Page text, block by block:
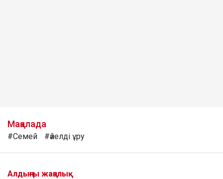
Мақалада
#Семей #әйелді ұру
Алдыңғы жаңалық